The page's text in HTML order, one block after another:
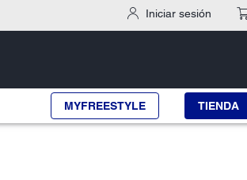
Iniciar sesión
MYFREESTYLE TIENDA